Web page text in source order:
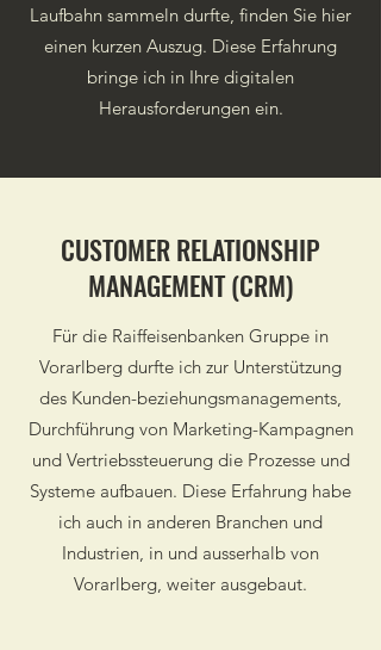
Laufbahn sammeln durfte, finden Sie hier
einen kurzen Auszug. Diese Erfahrung
bringe ich in Ihre digitalen
Herausforderungen ein.
CUSTOMER RELATIONSHIP
MANAGEMENT (CRM)
Für die Raiffeisenbanken Gruppe in
Vorarlberg durfte ich zur Unterstützung
des Kunden-beziehungsmanagements,
Durchführung von Marketing-Kampagnen
und Vertriebssteuerung die Prozesse und
Systeme aufbauen. Diese Erfahrung habe
ich auch in anderen Branchen und
Industrien, in und ausserhalb von
Vorarlberg, weiter ausgebaut.